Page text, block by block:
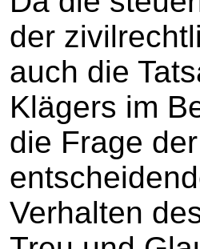
der
auch die
Klägers im
die Frage
Verhalten